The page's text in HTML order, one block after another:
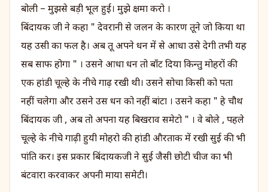
बोली – मुझसे बड़ी भूल हुई। मुझे क्षमा करो ।
बिंदायक जी ने कहा " देवरानी से जलन के कारण तूने जो किया था
यह उसी का फल है। अब तू अपने धन में से आधा उसे देगी तभी यह
सब साफ होगा " । उसने आधा धन तो बाँट दिया किन्तु मोहरों की
एक हांडी चूल्हे के नीचे गाढ़ रखी थी। उसने सोचा किसी को पता
नहीं चलेगा और उसने उस धन को नहीं बांटा । उसने कहा " हे चौथ
बिंदायक जी , अब तो अपना यह बिखराव समेटो " । वे बोले , पहले
चूल्हे के नीचे गाढ़ी हुयी मोहरो की हांडी औरताक में रखी सुई की भी
पांति कर। इस प्रकार बिंदायकजी ने सुई जैसी छोटी चीज का भी
बंटवारा करवाकर अपनी माया समेटी।